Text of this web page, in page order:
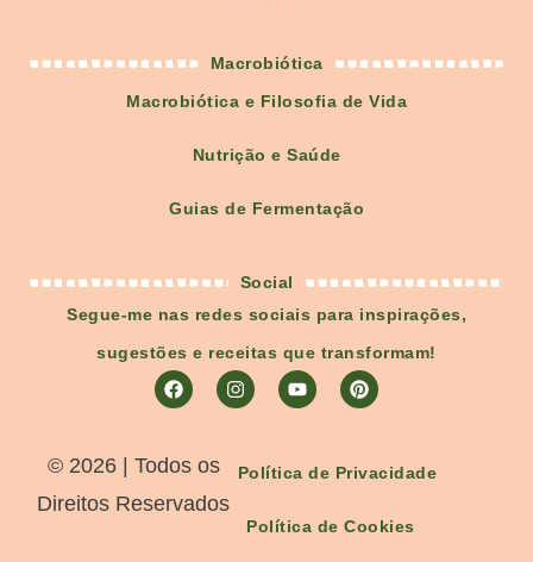
Macrobiótica
Macrobiótica e Filosofia de Vida
Nutrição e Saúde
Guias de Fermentação
Social
Segue-me nas redes sociais para inspirações,
sugestões e receitas que transformam!
©️ 2026 | Todos os
Direitos Reservados
Política de Privacidade
Política de Cookies